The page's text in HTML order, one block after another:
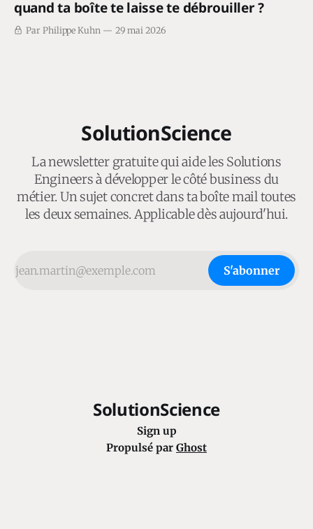
quand ta boîte te laisse te débrouiller ?
Par Philippe Kuhn 29 mai 2026
SolutionScience
La newsletter gratuite qui aide les Solutions
Engineers à développer le côté business du
métier. Un sujet concret dans ta boîte mail toutes
les deux semaines. Applicable dès aujourd'hui.
S'abonner
SolutionScience
Sign up
Propulsé par Ghost